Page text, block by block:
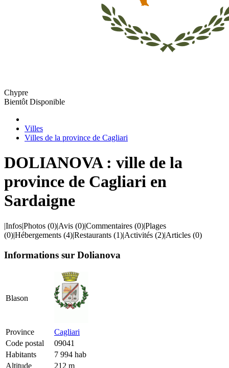
Chypre
Bientôt Disponible
Villes
Villes de la province de Cagliari
DOLIANOVA : ville de la
province de Cagliari en
Sardaigne
|Infos|Photos (0)|Avis (0)|Commentaires (0)|Plages
(0)|Hébergements (4)|Restaurants (1)|Activités (2)|Articles (0)
Informations sur Dolianova
Blason
Province
Cagliari
Code postal
09041
Habitants
7 994 hab
Altitude
212 m